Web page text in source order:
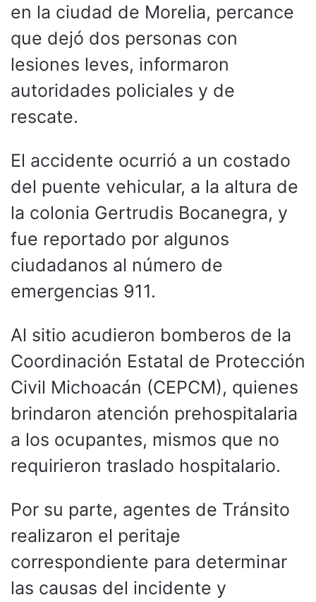
en la ciudad de Morelia, percance
que dejó dos personas con
lesiones leves, informaron
autoridades policiales y de
rescate.
El accidente ocurrió a un costado
del puente vehicular, a la altura de
la colonia Gertrudis Bocanegra, y
fue reportado por algunos
ciudadanos al número de
emergencias 911.
Al sitio acudieron bomberos de la
Coordinación Estatal de Protección
Civil Michoacán (CEPCM), quienes
brindaron atención prehospitalaria
a los ocupantes, mismos que no
requirieron traslado hospitalario.
Por su parte, agentes de Tránsito
realizaron el peritaje
correspondiente para determinar
las causas del incidente y